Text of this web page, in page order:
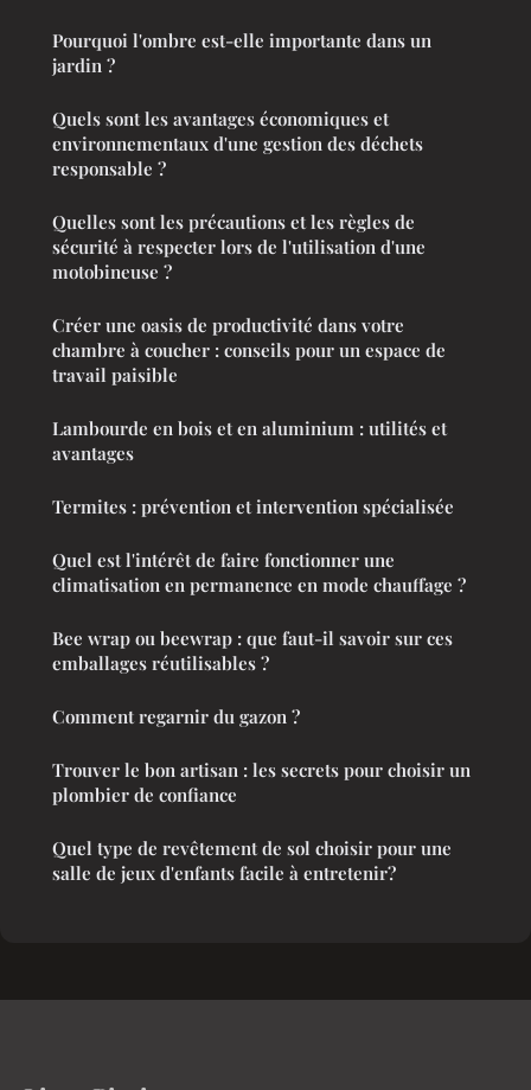
Pourquoi l'ombre est-elle importante dans un
jardin ?
Quels sont les avantages économiques et
environnementaux d'une gestion des déchets
responsable ?
Quelles sont les précautions et les règles de
sécurité à respecter lors de l'utilisation d'une
motobineuse ?
Créer une oasis de productivité dans votre
chambre à coucher : conseils pour un espace de
travail paisible
Lambourde en bois et en aluminium : utilités et
avantages
Termites : prévention et intervention spécialisée
Quel est l'intérêt de faire fonctionner une
climatisation en permanence en mode chauffage ?
Bee wrap ou beewrap : que faut-il savoir sur ces
emballages réutilisables ?
Comment regarnir du gazon ?
Trouver le bon artisan : les secrets pour choisir un
plombier de confiance
Quel type de revêtement de sol choisir pour une
salle de jeux d'enfants facile à entretenir?